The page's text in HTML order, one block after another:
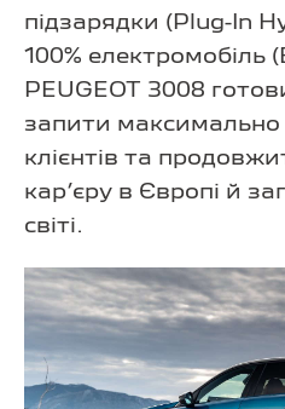
підзарядки (Plug-In
100%
PEUGEOT 3008
запити максимально
клієнтів та
кар’єру в Європі й
світі.